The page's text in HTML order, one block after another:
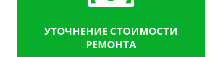
УТОЧНЕНИЕ СТОИМОСТИ
РЕМОНТА